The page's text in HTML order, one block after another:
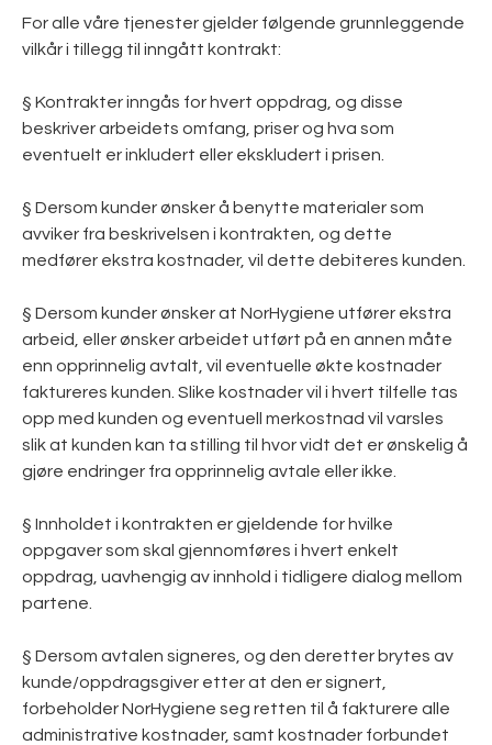
For alle våre tjenester gjelder følgende grunnleggende
vilkår i tillegg til inngått kontrakt:
§ Kontrakter inngås for hvert oppdrag, og disse
beskriver arbeidets omfang, priser og hva som
eventuelt er inkludert eller ekskludert i prisen.
§ Dersom kunder ønsker å benytte materialer som
avviker fra beskrivelsen i kontrakten, og dette
medfører ekstra kostnader, vil dette debiteres kunden.
§ Dersom kunder ønsker at NorHygiene utfører ekstra
arbeid, eller ønsker arbeidet utført på en annen måte
enn opprinnelig avtalt, vil eventuelle økte kostnader
faktureres kunden. Slike kostnader vil i hvert tilfelle tas
opp med kunden og eventuell merkostnad vil varsles
slik at kunden kan ta stilling til hvor vidt det er ønskelig å
gjøre endringer fra opprinnelig avtale eller ikke.
§ Innholdet i kontrakten er gjeldende for hvilke
oppgaver som skal gjennomføres i hvert enkelt
oppdrag, uavhengig av innhold i tidligere dialog mellom
partene.
§ Dersom avtalen signeres, og den deretter brytes av
kunde/oppdragsgiver etter at den er signert,
forbeholder NorHygiene seg retten til å fakturere alle
administrative kostnader, samt kostnader forbundet
Innvendig maling
Tekstil og tepperens
Gulvbehandling
Annet renhold
Snømåking
Minilager & lagring
Pakking
Vilkår for vaktmester
REFERANSER
KONTAKT OSS
☎ 22 22 60 06